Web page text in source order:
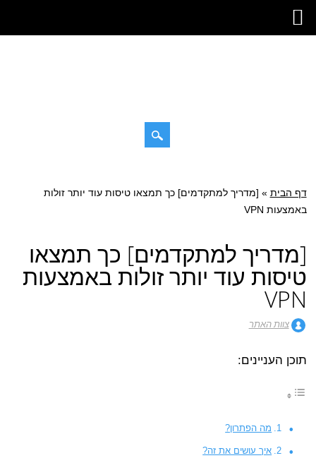
לתוכן
דף הבית » [מדריך למתקדמים] כך תמצאו טיסות עוד יותר זולות
באמצעות VPN
[מדריך למתקדמים] כך תמצאו
טיסות עוד יותר זולות באמצעות
VPN
צוות האתר
תוכן העניינים:
מה הפתרון?
איך עושים את זה?